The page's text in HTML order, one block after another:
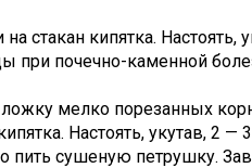
стакан кипятка. Настоять,
при почечно-каменной
ложку мелко порезанных
Настоять, укутав, 2
сушеную петрушку.